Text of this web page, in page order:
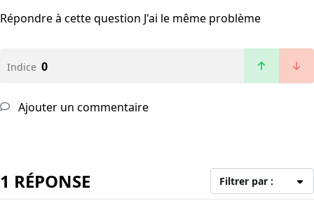
Répondre à cette question J'ai le même problème
Indice 0
Ajouter un commentaire
1 RÉPONSE Filtrer par :